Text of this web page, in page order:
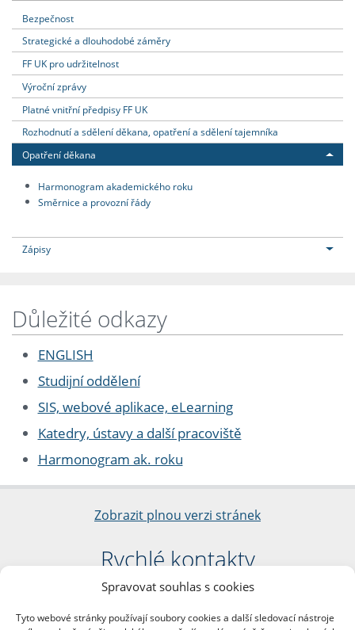
Spravovat souhlas s cookies
Tyto webové stránky používají soubory cookies a další sledovací nástroje
Bezpečnost
Strategické a dlouhodobé záměry
FF UK pro udržitelnost
Výroční zprávy
Platné vnitřní předpisy FF UK
Rozhodnutí a sdělení děkana, opatření a sdělení tajemníka
Opatření děkana
Harmonogram akademického roku
Směrnice a provozní řády
Zápisy
Důležité odkazy
ENGLISH
Studijní oddělení
SIS, webové aplikace, eLearning
Katedry, ústavy a další pracoviště
Harmonogram ak. roku
Zobrazit plnou verzi stránek
Rychlé kontakty
Filozofická fakulta
nám. Jana Palacha 1/2